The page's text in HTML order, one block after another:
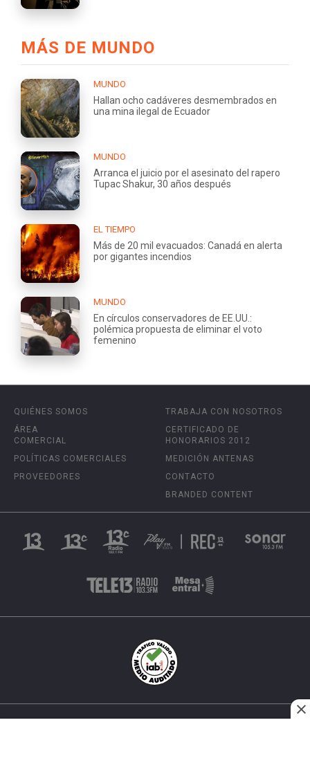
MÁS DE MUNDO
MUNDO
Hallan ocho cadáveres desmembrados en
una mina ilegal de Ecuador
MUNDO
Arranca el juicio por el asesinato del rapero
Tupac Shakur, 30 años después
EL TIEMPO
Más de 20 mil evacuados: Canadá en alerta
por gigantes incendios
MUNDO
En círculos conservadores de EE.UU.:
polémica propuesta de eliminar el voto
femenino
QUIÉNES SOMOS
ÁREA
COMERCIAL
POLÍTICAS COMERCIALES
PROVEEDORES
TRABAJA CON NOSOTROS
CERTIFICADO DE
HONORARIOS 2012
MEDICIÓN ANTENAS
CONTACTO
BRANDED CONTENT